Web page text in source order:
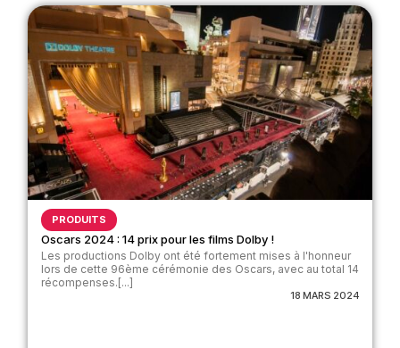
PRODUITS
Oscars 2024 : 14 prix pour les films Dolby !
Les productions Dolby ont été fortement mises à l'honneur
lors de cette 96ème cérémonie des Oscars, avec au total 14
récompenses.[...]
18 MARS 2024